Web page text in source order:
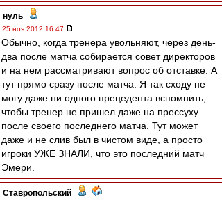
нуль -
25 ноя 2012 16:47
Обычно, когда тренера увольняют, через день-
два после матча собирается совет директоров
и на нем рассматривают вопрос об отставке. А
тут прямо сразу после матча. Я так сходу не
могу даже ни одного прецедента вспомнить,
чтобы тренер не пришел даже на прессуху
после своего последнего матча. Тут может
даже и не слив был в чистом виде, а просто
игроки УЖЕ ЗНАЛИ, что это последний матч
Эмери.
Ставропольский -